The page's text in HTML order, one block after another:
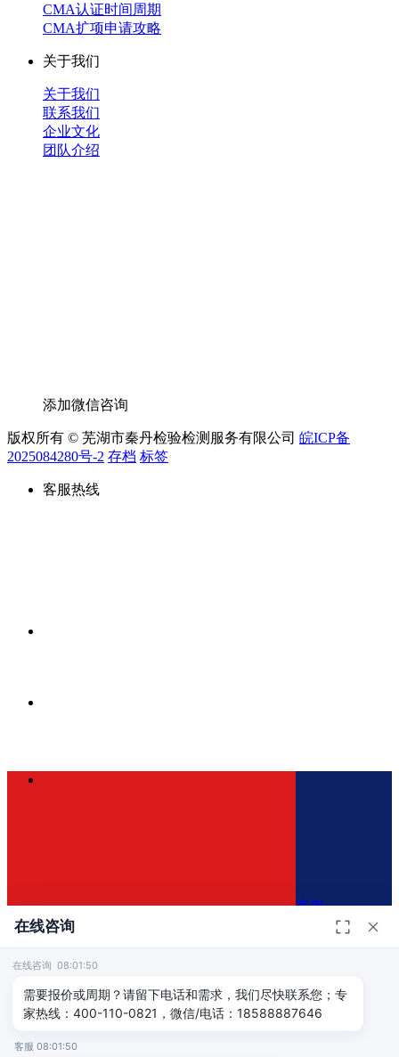
CMA认证时间周期
CMA扩项申请攻略
关于我们
关于我们
联系我们
企业文化
团队介绍
添加微信咨询
版权所有 © 芜湖市秦丹检验检测服务有限公司 皖ICP备
2025084280号-2 存档 标签
客服热线
400-110-0821
客服
免费咨询方案
在线咨询
在线咨询 08:01:50
需要报价或周期？请留下电话和需求，我们尽快联系您；专
家热线：400-110-0821，微信/电话：18588887646
客服 08:01:50